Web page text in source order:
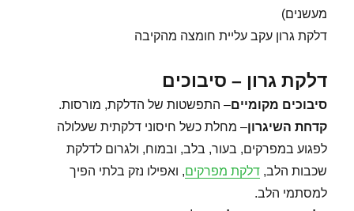
מעשנים)
דלקת גרון עקב עליית חומצה מהקיבה
דלקת גרון – סיבוכים
סיבוכים מקומיים– התפשטות של הדלקת, מורסות.
קדחת השיגרון– מחלת כשל חיסוני דלקתית שעלולה
לפגוע במפרקים, בעור, בלב, ובמוח, ולגרום לדלקת
שכבות הלב,דלקת מפרקים, ואפילו נזק בלתי הפיך
למסתמי הלב.